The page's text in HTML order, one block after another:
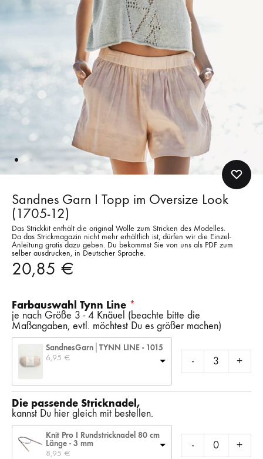
Sandnes Garn I Topp im Oversize Look
(1705-12)
Das Strickkit enthält die original Wolle zum Stricken des Modelles.
Da das Strickmagazin nicht mehr erhältlich ist, dürfen wir die Einzel-
Anleitung gratis dazu geben. Du bekommst Sie von uns als PDF zum
selber ausdrucken, in Deutscher Sprache.
20,85 €
Farbauswahl Tynn Line
je nach Größe 3 - 4 Knäuel (beachte bitte die
Maßangaben, evtl. möchtest Du es größer machen)
SandnesGarn│TYNN LINE - 1015
6,95 € - +
Die passende Stricknadel,
kannst Du hier gleich mit bestellen.
Knit Pro I Rundstricknadel 80 cm
Länge - 3 mm
8,95 €
- +